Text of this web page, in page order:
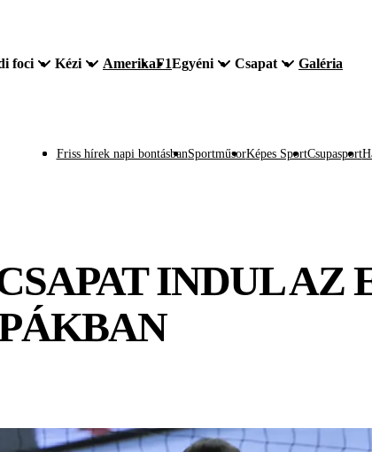
foci Kézi AmerikaF1Egyéni Csapat Galéria
Friss hírek napi bontásbanSportműsorKépes SportCsupasport
INDUL AZ